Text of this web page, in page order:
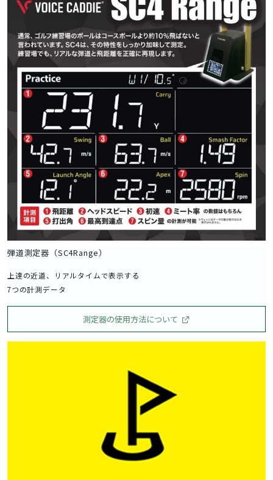
弾道測定器（SC4Range）
上達の近道、リアルタイムで表示する
7つの計測データ
測定器の使用方法について